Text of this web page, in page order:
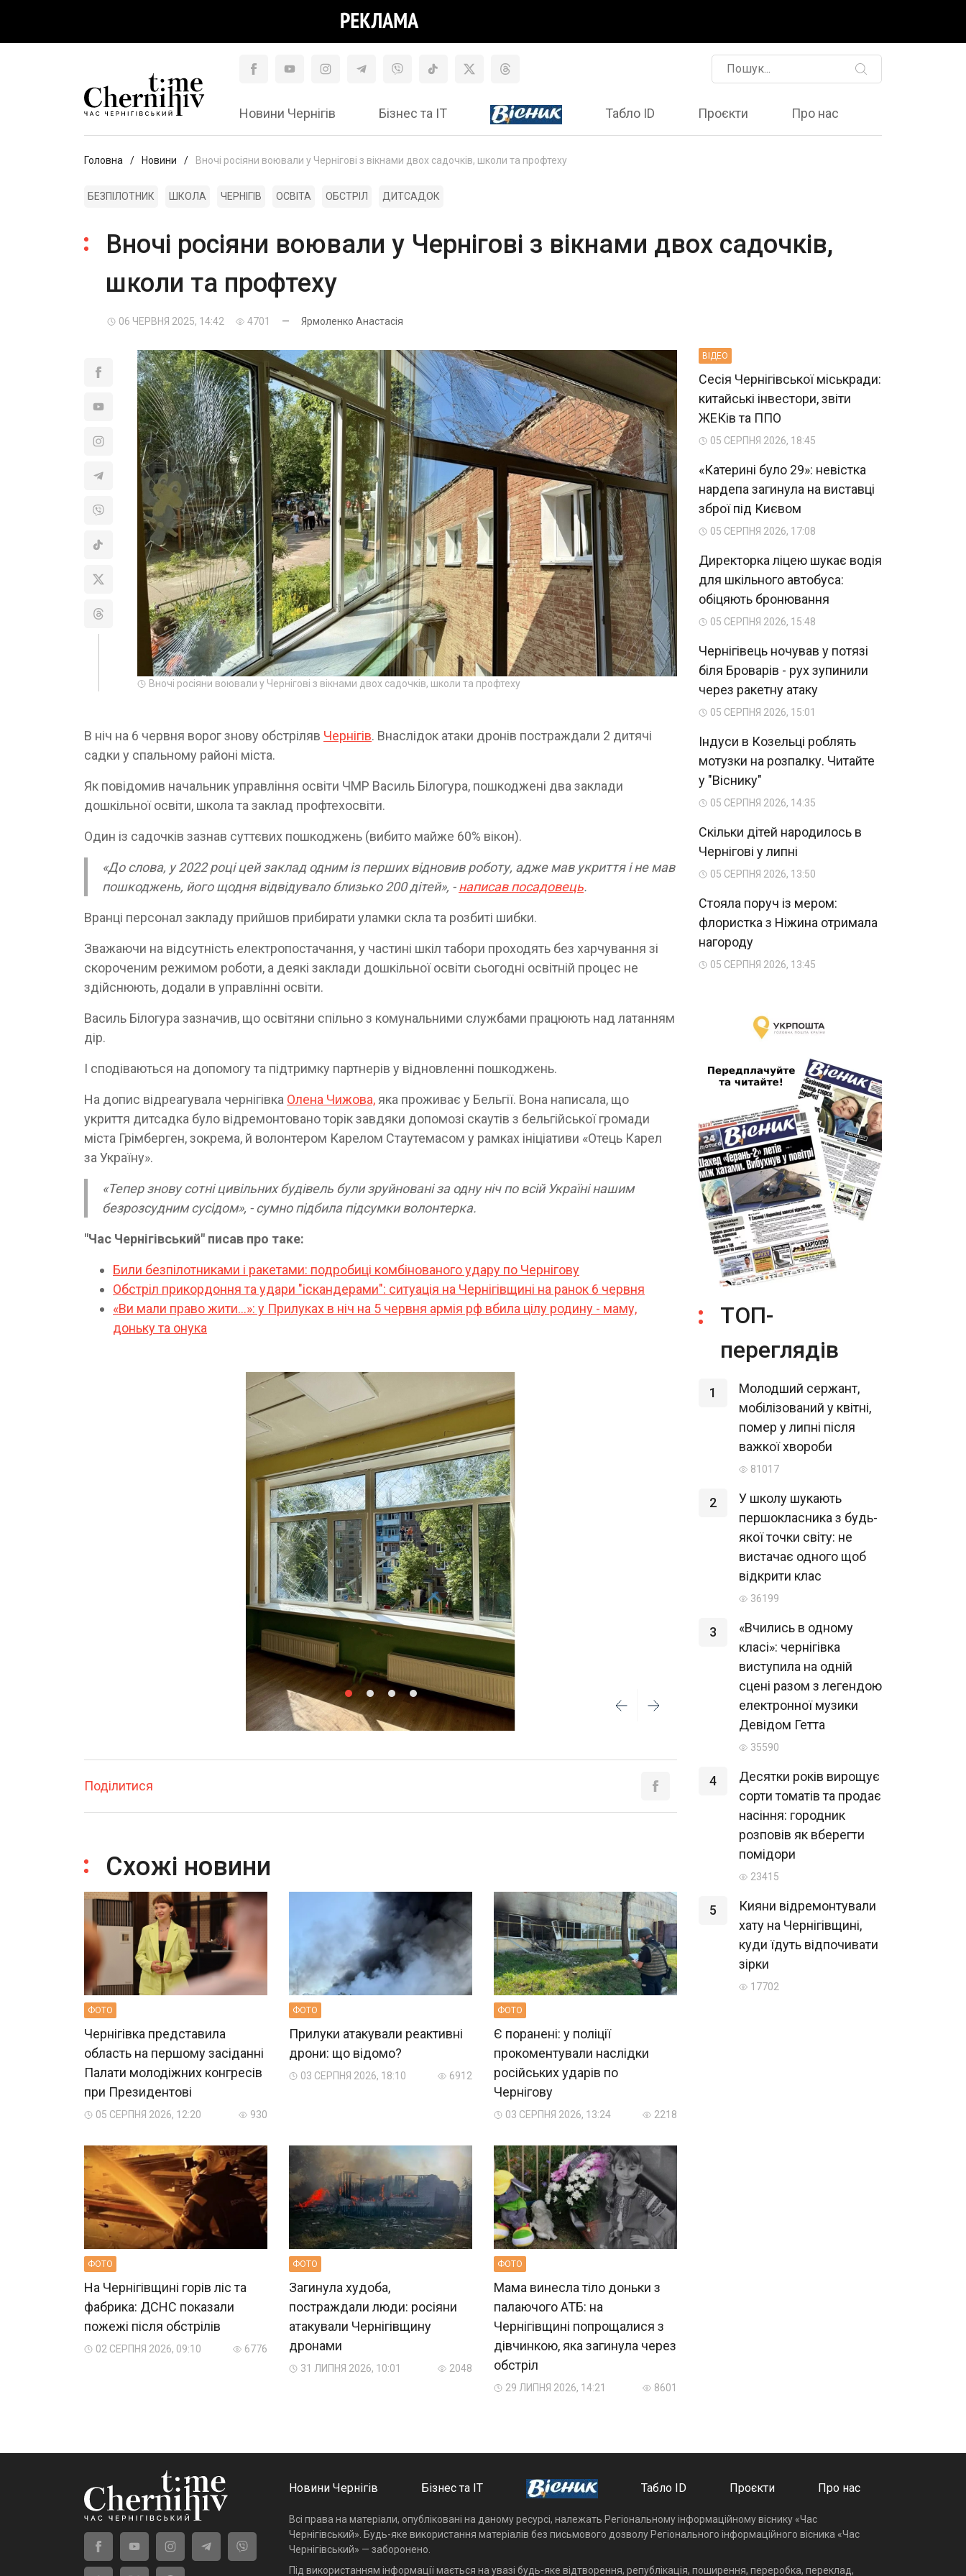
Новини Чернігів Бізнес та ІТ Табло ID Проєкти Про нас
Головна Новини Вночі росіяни воювали у Чернігові з вікнами двох садочків, школи та профтеху
БЕЗПІЛОТНИК ШКОЛА ЧЕРНІГІВ ОСВІТА ОБСТРІЛ ДИТСАДОК
Вночі росіяни воювали у Чернігові з вікнами двох садочків,
школи та профтеху
06 ЧЕРВНЯ 2025, 14:42 4701 — Ярмоленко Анастасія
Вночі росіяни воювали у Чернігові з вікнами двох садочків, школи та профтеху
В ніч на 6 червня ворог знову обстріляв Чернігів. Внаслідок атаки дронів постраждали 2 дитячі
садки у спальному районі міста.
Як повідомив начальник управління освіти ЧМР Василь Білогура, пошкоджені два заклади
дошкільної освіти, школа та заклад профтехосвіти.
Один із садочків зазнав суттєвих пошкоджень (вибито майже 60% вікон).
«До слова, у 2022 році цей заклад одним із перших відновив роботу, адже мав укриття і не мав
пошкоджень, його щодня відвідувало близько 200 дітей», -написав посадовець.
Вранці персонал закладу прийшов прибирати уламки скла та розбиті шибки.
Зважаючи на відсутність електропостачання, у частині шкіл табори проходять без харчування зі
скороченим режимом роботи, а деякі заклади дошкільної освіти сьогодні освітній процес не
здійснюють, додали в управлінні освіти.
Василь Білогура зазначив, що освітяни спільно з комунальними службами працюють над латанням
дір.
І сподіваються на допомогу та підтримку партнерів у відновленні пошкоджень.
На допис відреагувала чернігівка Олена Чижова, яка проживає у Бельгії. Вона написала, що
укриття дитсадка було відремонтовано торік завдяки допомозі скаутів з бельгійської громади
міста Грімберген, зокрема, й волонтером Карелом Стаутемасом у рамках ініціативи «Отець Карел
за Україну».
«Тепер знову сотні цивільних будівель були зруйновані за одну ніч по всій Україні нашим
безрозсудним сусідом», - сумно підбила підсумки волонтерка.
"Час Чернігівський" писав про таке:
Били безпілотниками і ракетами: подробиці комбінованого удару по Чернігову
Обстріл прикордоння та удари "іскандерами": ситуація на Чернігівщині на ранок 6 червня
«Ви мали право жити…»: у Прилуках в ніч на 5 червня армія рф вбила цілу родину - маму,
доньку та онука
Поділитися
Схожі новини
ФОТО
Чернігівка представила
область на першому засіданні
Палати молодіжних конгресів
при Президентові
05 СЕРПНЯ 2026, 12:20 930
ФОТО
Прилуки атакували реактивні
дрони: що відомо?
03 СЕРПНЯ 2026, 18:10 6912
ФОТО
Є поранені: у поліції
прокоментували наслідки
російських ударів по
Чернігову
03 СЕРПНЯ 2026, 13:24 2218
ФОТО
На Чернігівщині горів ліс та
фабрика: ДСНС показали
пожежі після обстрілів
02 СЕРПНЯ 2026, 09:10 6776
ФОТО
Загинула худоба,
постраждали люди: росіяни
атакували Чернігівщину
дронами
31 ЛИПНЯ 2026, 10:01 2048
ФОТО
Мама винесла тіло доньки з
палаючого АТБ: на
Чернігівщині попрощалися з
дівчинкою, яка загинула через
обстріл
29 ЛИПНЯ 2026, 14:21 8601
ВIДЕО
Сесія Чернігівської міськради:
китайські інвестори, звіти
ЖЕКів та ППО
05 СЕРПНЯ 2026, 18:45
«Катерині було 29»: невістка
нардепа загинула на виставці
зброї під Києвом
05 СЕРПНЯ 2026, 17:08
Директорка ліцею шукає водія
для шкільного автобуса:
обіцяють бронювання
05 СЕРПНЯ 2026, 15:48
Чернігівець ночував у потязі
біля Броварів - рух зупинили
через ракетну атаку
05 СЕРПНЯ 2026, 15:01
Індуси в Козельці роблять
мотузки на розпалку. Читайте
у "Віснику"
05 СЕРПНЯ 2026, 14:35
Скільки дітей народилось в
Чернігові у липні
05 СЕРПНЯ 2026, 13:50
Стояла поруч із мером:
флористка з Ніжина отримала
нагороду
05 СЕРПНЯ 2026, 13:45
ТОП-
переглядів
1
Молодший сержант,
мобілізований у квітні,
помер у липні після
важкої хвороби
81017
2
У школу шукають
першокласника з будь-
якої точки світу: не
вистачає одного щоб
відкрити клас
36199
3
«Вчились в одному
класі»: чернігівка
виступила на одній
сцені разом з легендою
електронної музики
Девідом Гетта
35590
4
Десятки років вирощує
сорти томатів та продає
насіння: городник
розповів як вберегти
помідори
23415
5
Кияни відремонтували
хату на Чернігівщині,
куди їдуть відпочивати
зірки
17702
Новини Чернігів Бізнес та ІТ Табло ID Проєкти Про нас
Всі права на матеріали, опубліковані на даному ресурсі, належать Регіональному інформаційному віснику «Час
Чернігівський». Будь-яке використання матеріалів без письмового дозволу Регіонального інформаційного вісника «Час
Чернігівський» — заборонено.
Під використанням інформації мається на увазі будь-яке відтворення, републікація, поширення, переробка, переклад,